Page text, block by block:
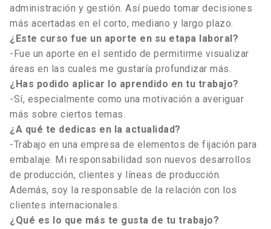
administración y gestión. Así puedo tomar decisiones
más acertadas en el corto, mediano y largo plazo.
¿Este curso fue un aporte en su etapa laboral?
-Fue un aporte en el sentido de permitirme visualizar
áreas en las cuales me gustaría profundizar más.
¿Has podido aplicar lo aprendido en tu trabajo?
-Sí, especialmente como una motivación a averiguar
más sobre ciertos temas.
¿A qué te dedicas en la actualidad?
-Trabajo en una empresa de elementos de fijación para
embalaje. Mi responsabilidad son nuevos desarrollos
de producción, clientes y líneas de producción.
Además, soy la responsable de la relación con los
clientes internacionales.
¿Qué es lo que más te gusta de tu trabajo?